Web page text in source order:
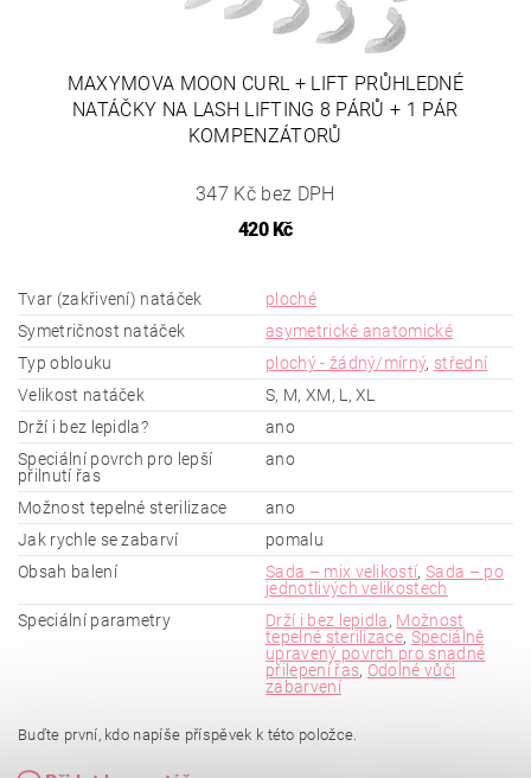
MAXYMOVA MOON CURL + LIFT PRŮHLEDNÉ
NATÁČKY NA LASH LIFTING 8 PÁRŮ + 1 PÁR
KOMPENZÁTORŮ
347 Kč bez DPH
420 Kč
Tvar (zakřivení) natáček
ploché
Symetričnost natáček
asymetrické anatomické
Typ oblouku
plochý - žádný/mírný, střední
Velikost natáček
S, M, XM, L, XL
Drží i bez lepidla?
ano
Speciální povrch pro lepší
přilnutí řas
ano
Možnost tepelné sterilizace
ano
Jak rychle se zabarví
pomalu
Obsah balení
Sada – mix velikostí,Sada – po
jednotlivých velikostech
Speciální parametry
Drží i bez lepidla, Možnost
tepelné sterilizace, Speciálně
upravený povrch pro snadné
přilepení řas, Odolné vůči
zabarvení
Buďte první, kdo napíše příspěvek k této položce.